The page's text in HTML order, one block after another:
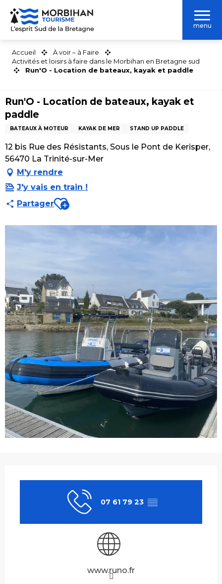
Aller
contenu
menu
Accueil
À voir – à Faire
Activités et loisirs à faire dans le Morbihan en Bretagne sud
Run'O - Location de bateaux, kayak et paddle
Run'O - Location de bateaux, kayak et
paddle
BATEAUX À MOTEUR KAYAK DE MER STAND UP PADDLE
12 bis Rue des Résistants, Sous le Pont de Kerisper,
56470 La Trinité-sur-Mer
M'y rendre
J'y vais en train !
PartagerAjouter aux favoris
07 61 79 23 ▒▒
www.runo.fr